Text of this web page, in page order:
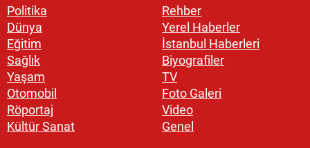
Politika
Dünya
Eğitim
Sağlık
Yaşam
Otomobil
Röportaj
Kültür Sanat
Rehber
Yerel Haberler
İstanbul Haberleri
Biyografiler
TV
Foto Galeri
Video
Genel